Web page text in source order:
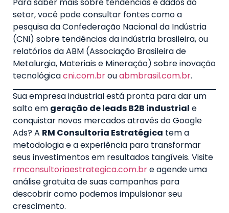
setor, você pode consultar fontes como a
pesquisa da Confederação Nacional da Indústria
(CNI) sobre tendências da indústria brasileira, ou
relatórios da ABM (Associação Brasileira de
Metalurgia, Materiais e Mineração) sobre inovação
tecnológicacni.com.brouabmbrasil.com.br.
Sua empresa industrial está pronta para dar um
salto em geração de leads B2B industrial e
conquistar novos mercados através do Google
Ads? A RM Consultoria Estratégica tem a
metodologia e a experiência para transformar
seus investimentos em resultados tangíveis. Visite
rmconsultoriaestrategica.com.bre agende uma
análise gratuita de suas campanhas para
descobrir como podemos impulsionar seu
crescimento.